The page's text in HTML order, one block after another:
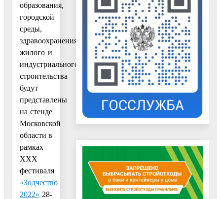
образования,
городской
среды,
здравоохранения,
жилого и
индустриального
строительства
будут
представлены
на стенде
Московской
области в
рамках
XXX
фестиваля
«Зодчество
2022» 28-